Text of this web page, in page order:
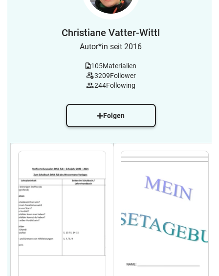
Christiane Vatter-Wittl
Autor*in seit 2016
105Materialien
3209Follower
244Following
Folgen